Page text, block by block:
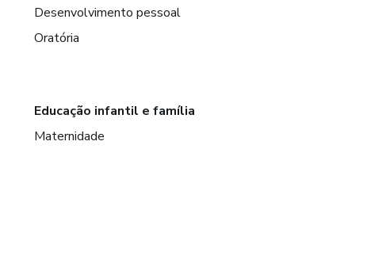
Desenvolvimento pessoal
Oratória
Educação infantil e família
Maternidade